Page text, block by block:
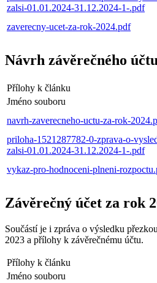
zalsi-01.01.2024-31.12.2024-1-.pdf
zaverecny-ucet-za-rok-2024.pdf
Návrh závěrečného
Přílohy k článku
Jméno souboru
navrh-zaverecneho-uctu-za-rok-
priloha-1521287782-0-zprava-o-
zalsi-01.01.2024-31.12.2024-1-.pdf
vykaz-pro-hodnoceni-plneni-
Závěrečný účet za rok
Součástí je i zpráva o výsledku
2023 a přílohy k závěrečnému účtu.
Přílohy k článku
Jméno souboru